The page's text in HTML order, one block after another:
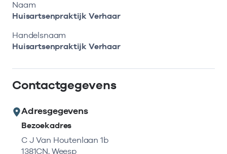
Zoeken in AGB-register
zorgaanbieder of onderneming.
Kortdurende zorg
Langdurige zorg
Gemeentezorgspiegel
Op zoek naar een rapport?
Retourcodezoeker
Bekijk het aanbod
Naar hulp
Naam
Huisartsenpraktijk Verhaar
Handelsnaam
Huisartsenpraktijk Verhaar
Contactgegevens
Adresgegevens
Bezoekadres
C J Van Houtenlaan 1b
1381CN, Weesp